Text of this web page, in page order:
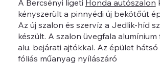
A Bercsényi ligeti Honda autószalon
kényszerült a pinnyédi új bekötőút
Az új szalon és szervíz a Jedlik-híd
készült. A szalon üvegfala
alu. bejárati ajtókkal. Az épület hátsó
fóliás műanyag nyílászáró